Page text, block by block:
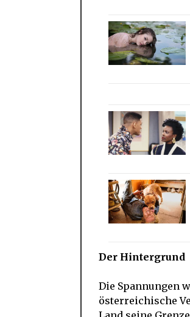
Der Hintergrund
Die Spannungen
österreichische